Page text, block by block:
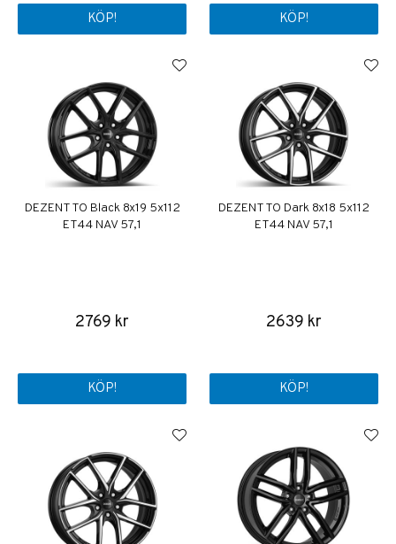
KÖP! KÖP!
DEZENT TO Black 8x19 5x112
ET44 NAV 57,1
2769 kr
KÖP!
DEZENT TO Dark 8x18 5x112
ET44 NAV 57,1
2639 kr
KÖP!